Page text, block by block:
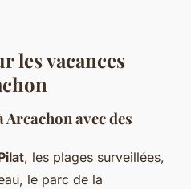
les vacances
avec des
, les plages surveillées,
le parc de la